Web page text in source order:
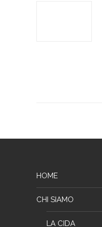
HOME
CHI SIAMO
LA CIDA